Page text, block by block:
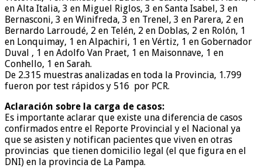
en Alta Italia, 3 en Miguel Riglos, 3 en Santa Isabel, 3 en
Bernasconi, 3 en Winifreda, 3 en Trenel, 3 en Parera, 2 en
Bernardo Larroudé, 2 en Telén, 2 en Doblas, 2 en Rolón, 1
en Lonquimay, 1 en Alpachiri, 1 en Vértiz, 1 en Gobernador
Duval , 1 en Adolfo Van Praet, 1 en Maisonnave, 1 en
Conhello, 1 en Sarah.
De 2.315 muestras analizadas en toda la Provincia, 1.799
fueron por test rápidos y 516 por PCR.
Aclaración sobre la carga de casos:
Es importante aclarar que existe una diferencia de casos
confirmados entre el Reporte Provincial y el Nacional ya
que se asisten y notifican pacientes que viven en otras
provincias que tienen domicilio legal (el que figura en el
DNI) en la provincia de La Pampa.